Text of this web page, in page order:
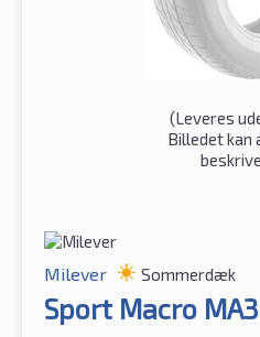
(Leveres
Billedet kan
Milever Sommerdæk
Sport Macro